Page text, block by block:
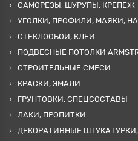
САМОРЕЗЫ, ШУРУПЫ, КРЕПЕЖ
УГОЛКИ, ПРОФИЛИ, МАЯКИ,
СТЕКЛООБОИ, КЛЕИ
ПОДВЕСНЫЕ ПОТОЛКИ
СТРОИТЕЛЬНЫЕ СМЕСИ
КРАСКИ, ЭМАЛИ
ГРУНТОВКИ, СПЕЦСОСТАВЫ
ЛАКИ, ПРОПИТКИ
ДЕКОРАТИВНЫЕ